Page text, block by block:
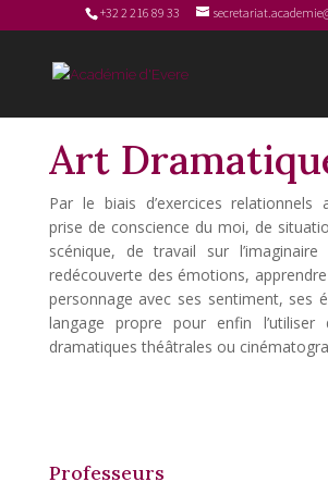
+32 2 216 89 33
Art
Par le biais d’exercices relationnels
prise de conscience du moi, de
scénique, de travail sur
redécouverte des émotions,
personnage avec ses sentiment, ses
langage propre pour enfin l’utiliser
dramatiques théâtrales ou
Professeurs